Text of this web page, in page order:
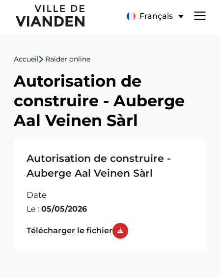
Autorisation
de
construire
Auberge
Aal
Sàrl
Français
Menu
navigation
principal
Accueil Raider online
Autorisation de
construire - Auberge
Aal Veinen Sàrl
Autorisation de construire -
Auberge Aal Veinen Sàrl
Date
Le : 05/05/2026
Télécharger le fichier